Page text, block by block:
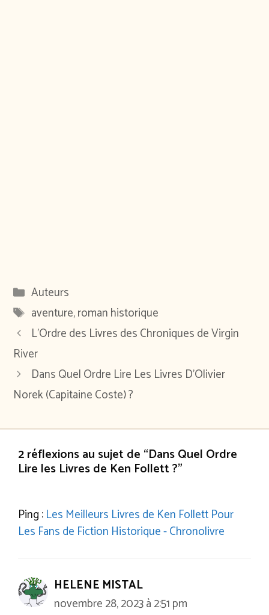
Catégories
Auteurs
Étiquettes
aventure,roman historique
L’Ordre des Livres des Chroniques de Virgin
River
Dans Quel Ordre Lire Les Livres D’Olivier
Norek (Capitaine Coste) ?
2 réflexions au sujet de “Dans Quel Ordre
Lire les Livres de Ken Follett ?”
Ping :Les Meilleurs Livres de Ken Follett Pour
Les Fans de Fiction Historique - Chronolivre
HELENE MISTAL
novembre 28, 2023 à 2:51 pm